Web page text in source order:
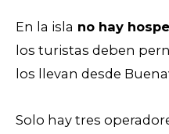
En la isla no hay
los turistas deben
los llevan desde
Solo hay tres